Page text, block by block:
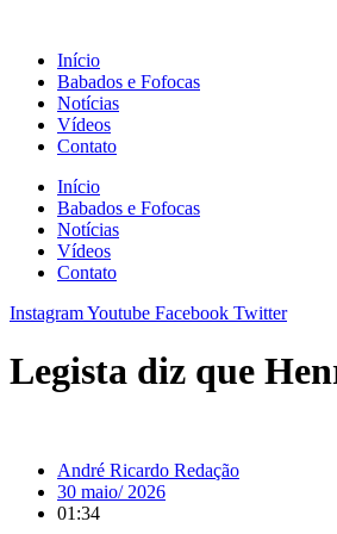
conteúdo
Início
Babados e Fofocas
Notícias
Vídeos
Contato
Início
Babados e Fofocas
Notícias
Vídeos
Contato
InstagramYoutube Facebook Twitter
Legista diz que
André Ricardo Redação
30 maio/ 2026
01:34